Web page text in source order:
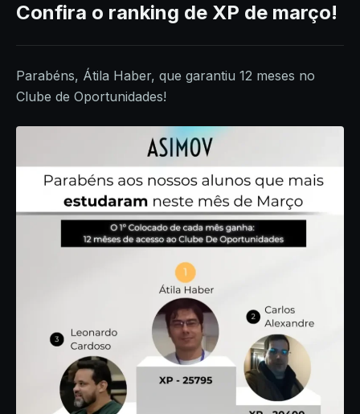
Confira o ranking de XP de março!
Parabéns, Átila Haber, que garantiu 12 meses no
Clube de Oportunidades!